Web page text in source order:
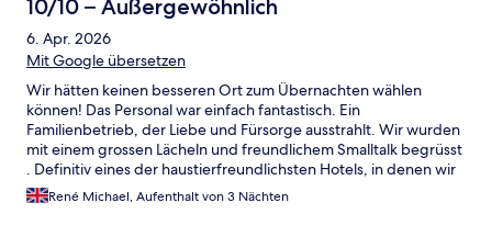
10/10 – Außergewöhnlich
6. Apr. 2026
Mit Google übersetzen
Wir hätten keinen besseren Ort zum Übernachten wählen
können! Das Personal war einfach fantastisch. Ein
Familienbetrieb, der Liebe und Fürsorge ausstrahlt. Wir wurden
mit einem grossen Lächeln und freundlichem Smalltalk begrüsst
. Definitiv eines der haustierfreundlichsten Hotels, in denen wir
je übernachtet haben. Unser Hund fühlte sich willkommen und
geliebt. Beim Frühstück wurden wir mit Churros, Eggs Benedict
René Michael, Aufenthalt von 3 Nächten